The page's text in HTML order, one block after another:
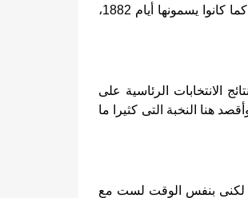
مثار الآن عن المصالحة الوطنية، فالدستور كان دائما هو لب المطلب الوطنى أو اللائحة كما كانوا يسمونها أيام 1882،
الانتخابات الرئاسية على
هنا النخبة التى كثيرا ما
أمجد هذا الشعب الذى قام بثورات جميعها مبهرة وليس فقط 25 يناير، لكنى بنفس الوقت لست مع